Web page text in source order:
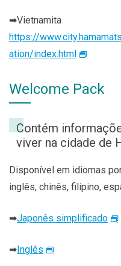
➡Vietnamita
https://
ation/index.html
Welcome Pack
Contém
viver na cidade de
Disponível em idiomas
inglês, chinês, filipino,
➡Japonês simplificado
➡Inglês